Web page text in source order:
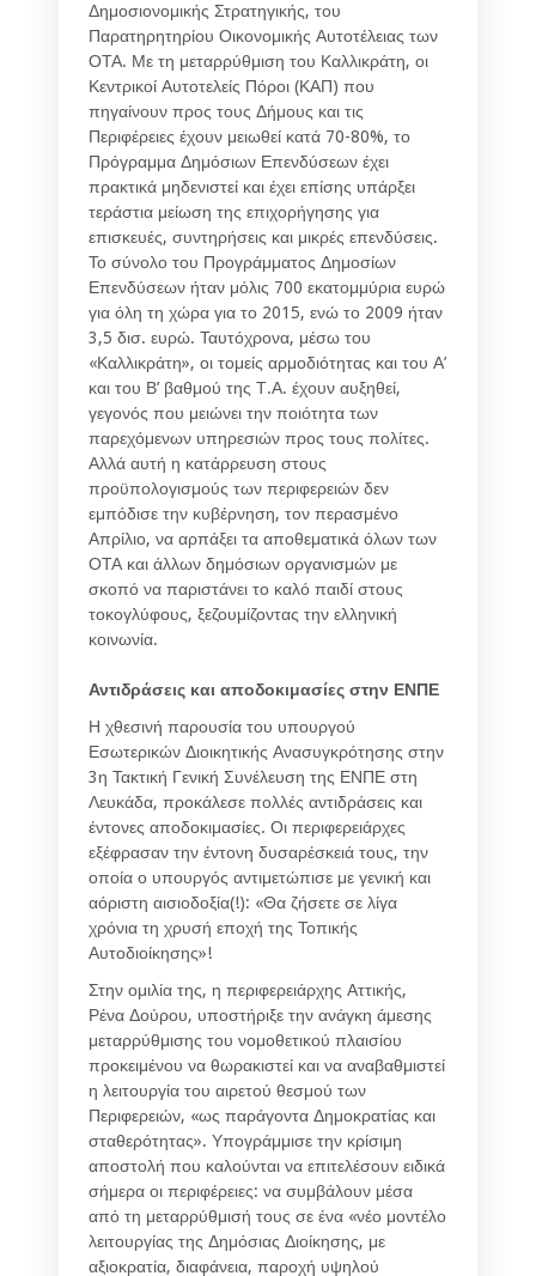
Δημοσιονομικής Στρατηγικής, του
Παρατηρητηρίου Οικονομικής Αυτοτέλειας των
ΟΤΑ. Με τη μεταρρύθμιση του Καλλικράτη, οι
Κεντρικοί Αυτοτελείς Πόροι (ΚΑΠ) που
πηγαίνουν προς τους Δήμους και τις
Περιφέρειες έχουν μειωθεί κατά 70-80%, το
Πρόγραμμα Δημόσιων Επενδύσεων έχει
πρακτικά μηδενιστεί και έχει επίσης υπάρξει
τεράστια μείωση της επιχορήγησης για
επισκευές, συντηρήσεις και μικρές επενδύσεις.
Το σύνολο του Προγράμματος Δημοσίων
Επενδύσεων ήταν μόλις 700 εκατομμύρια ευρώ
για όλη τη χώρα για το 2015, ενώ το 2009 ήταν
3,5 δισ. ευρώ. Ταυτόχρονα, μέσω του
«Καλλικράτη», οι τομείς αρμοδιότητας και του Α’
και του Β’ βαθμού της Τ.Α. έχουν αυξηθεί,
γεγονός που μειώνει την ποιότητα των
παρεχόμενων υπηρεσιών προς τους πολίτες.
Αλλά αυτή η κατάρρευση στους
προϋπολογισμούς των περιφερειών δεν
εμπόδισε την κυβέρνηση, τον περασμένο
Απρίλιο, να αρπάξει τα αποθεματικά όλων των
ΟΤΑ και άλλων δημόσιων οργανισμών με
σκοπό να παριστάνει το καλό παιδί στους
τοκογλύφους, ξεζουμίζοντας την ελληνική
κοινωνία.
Αντιδράσεις και αποδοκιμασίες στην ΕΝΠΕ
Η χθεσινή παρουσία του υπουργού
Εσωτερικών Διοικητικής Ανασυγκρότησης στην
3η Τακτική Γενική Συνέλευση της ΕΝΠΕ στη
Λευκάδα, προκάλεσε πολλές αντιδράσεις και
έντονες αποδοκιμασίες. Οι περιφερειάρχες
εξέφρασαν την έντονη δυσαρέσκειά τους, την
οποία ο υπουργός αντιμετώπισε με γενική και
αόριστη αισιοδοξία(!): «Θα ζήσετε σε λίγα
χρόνια τη χρυσή εποχή της Τοπικής
Αυτοδιοίκησης»!
Στην ομιλία της, η περιφερειάρχης Αττικής,
Ρένα Δούρου, υποστήριξε την ανάγκη άμεσης
μεταρρύθμισης του νομοθετικού πλαισίου
προκειμένου να θωρακιστεί και να αναβαθμιστεί
η λειτουργία του αιρετού θεσμού των
Περιφερειών, «ως παράγοντα Δημοκρατίας και
σταθερότητας». Υπογράμμισε την κρίσιμη
αποστολή που καλούνται να επιτελέσουν ειδικά
σήμερα οι περιφέρειες: να συμβάλουν μέσα
από τη μεταρρύθμισή τους σε ένα «νέο μοντέλο
λειτουργίας της Δημόσιας Διοίκησης, με
αξιοκρατία, διαφάνεια, παροχή υψηλού